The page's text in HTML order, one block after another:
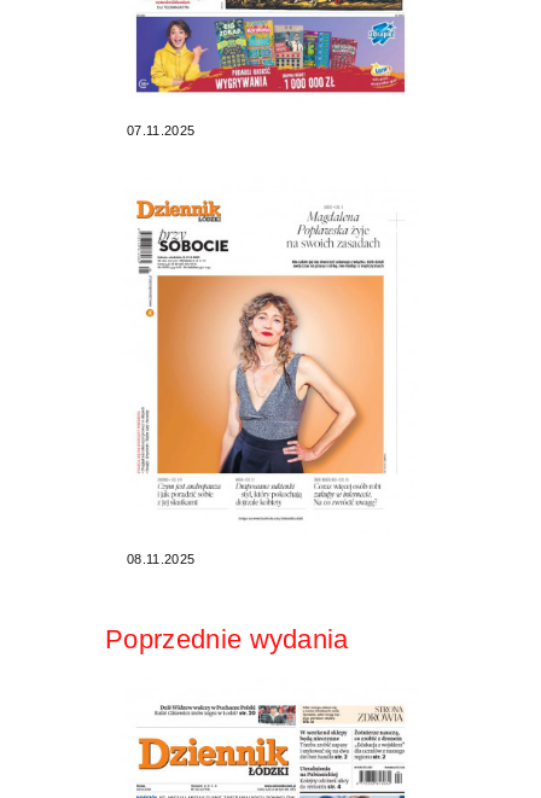
07.11.2025
08.11.2025
Poprzednie wydania